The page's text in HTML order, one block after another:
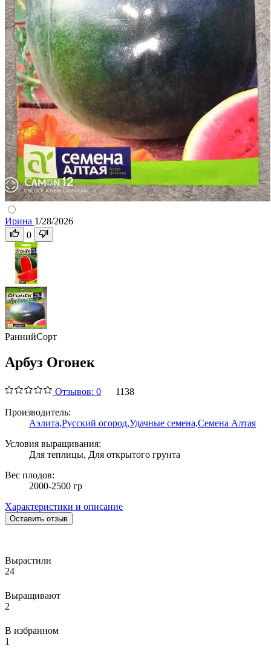
Ирина 1/28/2026
0
РаннийСорт
Арбуз Огонек
Отзывов: 0
1138
Производитель:
Аэлита,Русский огород,Удачные семена,Семена Алтая
Условия выращивания:
Для теплицы, Для открытого грунта
Вес плодов:
2000-2500 гр
Характеристики и описание
Оставить отзыв
Вырастили
24
Выращивают
2
В избранном
1